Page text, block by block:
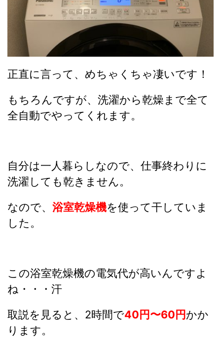
正直に言って、めちゃくちゃ凄いです！
もちろんですが、洗濯から乾燥まで全て
全自動でやってくれます。
自分は一人暮らしなので、仕事終わりに
洗濯しても乾きません。
なので、 浴室乾燥機を使って干していま
した。
この浴室乾燥機の電気代が高いんですよ
ね・・・汗
取説を見ると、2時間で40円〜60円かか
ります。